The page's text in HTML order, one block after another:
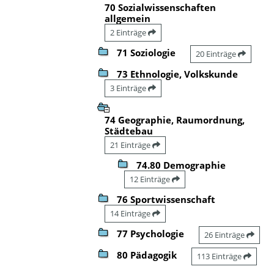
70 Sozialwissenschaften
allgemein
2 Einträge
71 Soziologie 20 Einträge
73 Ethnologie, Volkskunde
3 Einträge
74 Geographie, Raumordnung,
Städtebau
21 Einträge
74.80 Demographie
12 Einträge
76 Sportwissenschaft
14 Einträge
77 Psychologie 26 Einträge
80 Pädagogik 113 Einträge